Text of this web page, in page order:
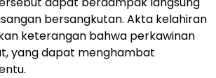
bersangkutan. Akta kelahiran
keterangan bahwa perkawinan
yang dapat menghambat